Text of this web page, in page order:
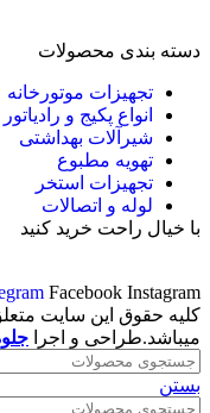
دسته بندی محصولات
تجهیزات موتورخانه
انواع پکیج و رادیاتور
شیرآلات بهداشتی
تهویه مطبوع
تجهیزات استخر
لوله و اتصالات
با خیال راحت خرید کنید
Facebook Instagram
کلیه حقوق این سایت
میباشد.طراحی و اجرا
بستن